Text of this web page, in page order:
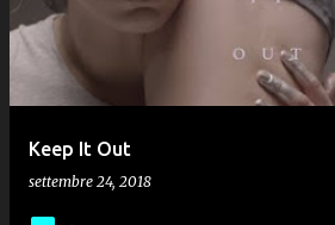
Keep It Out
settembre 24, 2018